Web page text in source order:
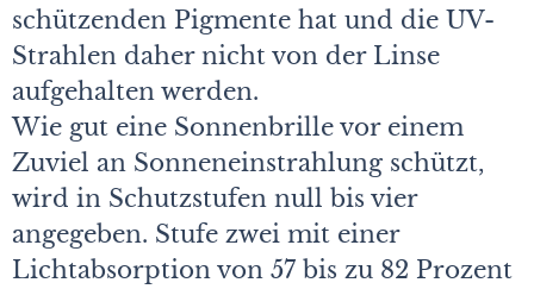
schützenden Pigmente hat und die UV-
Strahlen daher nicht von der Linse
aufgehalten werden.
Wie gut eine Sonnenbrille vor einem
Zuviel an Sonneneinstrahlung schützt,
wird in Schutzstufen null bis vier
angegeben. Stufe zwei mit einer
Lichtabsorption von 57 bis zu 82 Prozent